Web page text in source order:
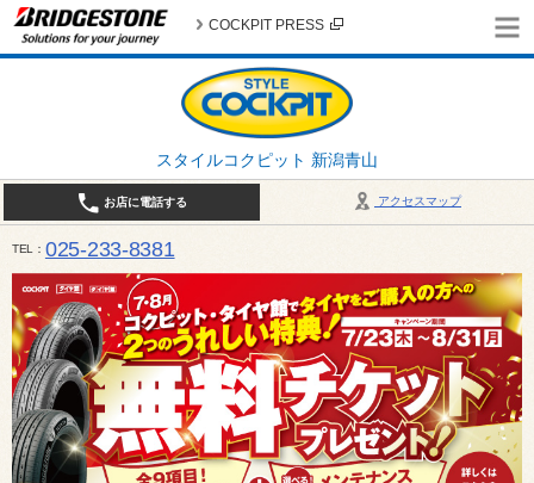
スタイルコクピット 新潟青山
COCKPIT PRESS
アクセスマップ
お店に電話する
TEL 025-233-8381
営業時間は10:00～18:30 作業、商談受付は10:00〜18:00です。 / 定休日：2026年 8月のお休み
（日曜日）、19日（水曜日）26日（水曜日）